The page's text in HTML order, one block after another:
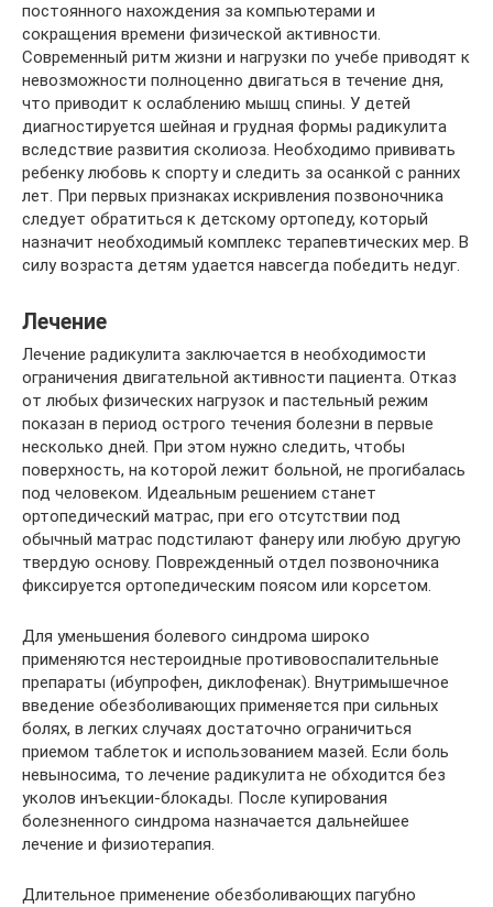
постоянного нахождения за компьютерами и
сокращения времени физической активности.
Современный ритм жизни и нагрузки по учебе приводят к
невозможности полноценно двигаться в течение дня,
что приводит к ослаблению мышц спины. У детей
диагностируется шейная и грудная формы радикулита
вследствие развития сколиоза. Необходимо прививать
ребенку любовь к спорту и следить за осанкой с ранних
лет. При первых признаках искривления позвоночника
следует обратиться к детскому ортопеду, который
назначит необходимый комплекс терапевтических мер. В
силу возраста детям удается навсегда победить недуг.
Лечение
Лечение радикулита заключается в необходимости
ограничения двигательной активности пациента. Отказ
от любых физических нагрузок и пастельный режим
показан в период острого течения болезни в первые
несколько дней. При этом нужно следить, чтобы
поверхность, на которой лежит больной, не прогибалась
под человеком. Идеальным решением станет
ортопедический матрас, при его отсутствии под
обычный матрас подстилают фанеру или любую другую
твердую основу. Поврежденный отдел позвоночника
фиксируется ортопедическим поясом или корсетом.
Для уменьшения болевого синдрома широко
применяются нестероидные противовоспалительные
препараты (ибупрофен, диклофенак). Внутримышечное
введение обезболивающих применяется при сильных
болях, в легких случаях достаточно ограничиться
приемом таблеток и использованием мазей. Если боль
невыносима, то лечение радикулита не обходится без
уколов инъекции-блокады. После купирования
болезненного синдрома назначается дальнейшее
лечение и физиотерапия.
Длительное применение обезболивающих пагубно